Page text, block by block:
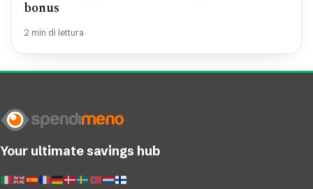
bonus
2 min di lettura
Your ultimate savings hub